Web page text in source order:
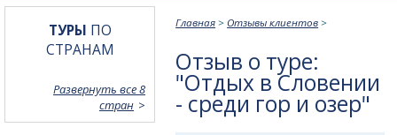
Главная > Отзывы клиентов >
Отзыв о туре:
"Отдых в Словении
- среди гор и озер"
ТУРЫ ПО
СТРАНАМ
Развернуть все 8
стран